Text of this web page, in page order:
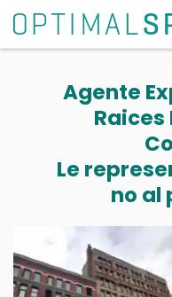
Agente
Raices
Le
no al